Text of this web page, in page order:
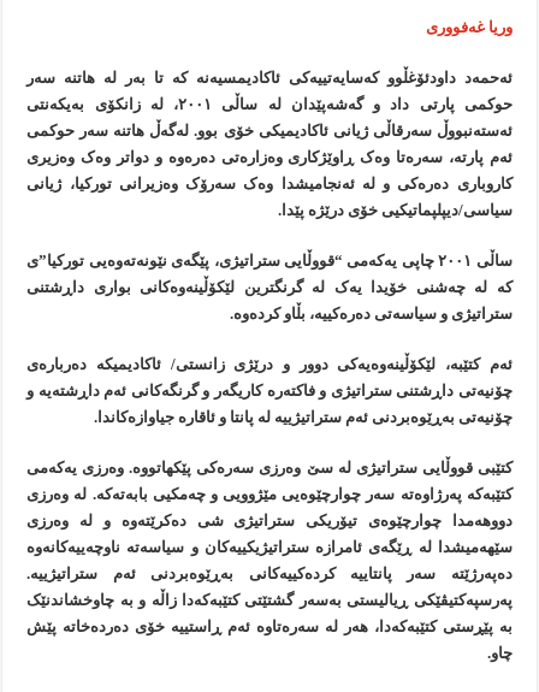
وریا غەفووری
ئەحمەد داودئۆغڵوو کەسایەتییەکی ئاکادیمسیەنە کە تا بەر لە هاتنە سەر
حوکمی پارتی داد و گەشەپێدان لە ساڵی ٢٠٠١، لە زانکۆی بەیکەنتی
ئەستەنبووڵ سەرقاڵی ژیانی ئاکادیمیکی خۆی بوو. لەگەڵ هاتنە سەر حوکمی
ئەم پارتە، سەرەتا وەک ڕاوێژکاری وەزارەتی دەرەوە و دواتر وەک وەزیری
کاروباری دەرەکی و لە ئەنجامیشدا وەک سەرۆک وەزیرانی تورکیا، ژیانی
سیاسی/دیپلپماتیکیی خۆی درێژە پێدا.
ساڵی ٢٠٠١ چاپی یەکەمی “قووڵایی ستراتیژی، پێگەی نێونەتەوەیی تورکیا”ی
کە لە چەشنی خۆیدا یەک لە گرنگترین لێکۆڵینەوەکانی بواری داڕشتنی
ستراتیژی و سیاسەتی دەرەکییە، بڵاو کردەوە.
ئەم کتێبە، لێکۆڵینەوەیەکی دوور و درێژی زانستی/ ئاکادیمیکە دەربارەی
چۆنیەتی داڕشتنی ستراتیژی و فاکتەرە کاریگەر و گرنگەکانی ئەم داڕشتەیە و
چۆنیەتی بەڕێوەبردنی ئەم ستراتیژییە لە پانتا و ئاقارە جیاوازەکاندا.
کتێبی قووڵایی ستراتیژی لە سێ وەرزی سەرەکی پێکهاتووە. وەرزی یەکەمی
کتێبەکە پەرژاوەتە سەر چوارچێوەیی مێژوویی و چەمکیی بابەتەکە. لە وەرزی
دووهەمدا چوارچێوەی تیۆریکی ستراتیژی شی دەکرێتەوە و لە وەرزی
سێهەمیشدا لە ڕێگەی ئامرازە ستراتیژیکییەکان و سیاسەتە ناوچەییەکانەوە
دەپەرژێتە سەر پانتاییە کردەکییەکانی بەڕێوەبردنی ئەم ستراتیژییە.
پەرسپەکتیڤێکی ڕیالیستی بەسەر گشتێتی کتێبەکەدا زاڵە و بە چاوخشاندنێک
بە پێڕستی کتێبەکەدا، هەر لە سەرەتاوە ئەم ڕاستییە خۆی دەردەخاتە پێش
چاو.